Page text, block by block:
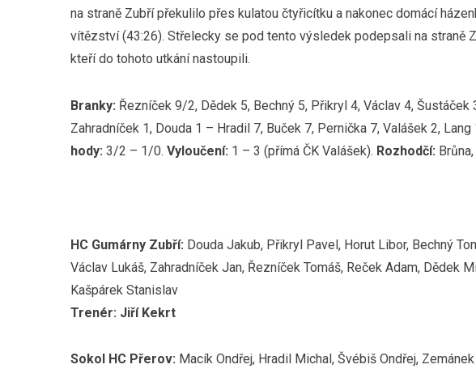
na straně Zubří překulilo přes kulatou čtyřicítku a nakonec domácí
vítězství (43:26). Střelecky se pod tento výsledek podepsali na straně
kteří do tohoto utkání nastoupili.
Branky: Řezníček 9/2, Dědek 5, Bechný 5, Přikryl 4, Václav 4, Šustáček
Zahradníček 1, Douda 1 – Hradil 7, Buček 7, Pernička 7, Valášek 2,
hody: 3/2 – 1/0. Vyloučení: 1 – 3 (přímá ČK Valášek). Rozhodčí:
HC Gumárny Zubří: Douda Jakub, Přikryl Pavel, Horut Libor, Bechný
Václav Lukáš, Zahradníček Jan, Řezníček Tomáš, Reček Adam, Dědek
Kašpárek Stanislav
Trenér: Jiří Kekrt
Sokol HC Přerov: Macík Ondřej, Hradil Michal, Švébiš Ondřej,